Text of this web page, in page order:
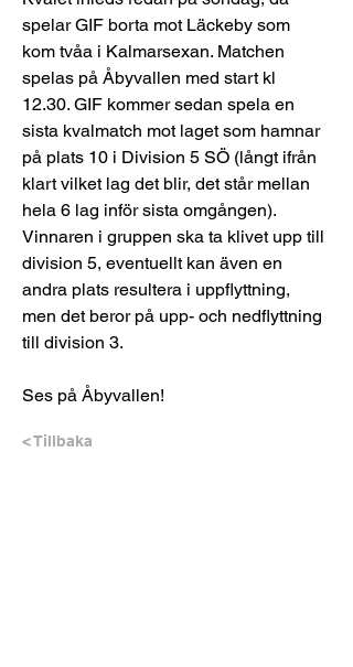
spelar GIF borta mot Läckeby som
kom tvåa i Kalmarsexan. Matchen
spelas på Åbyvallen med start kl
12.30. GIF kommer sedan spela en
sista kvalmatch mot laget som hamnar
på plats 10 i Division 5 SÖ (långt ifrån
klart vilket lag det blir, det står mellan
hela 6 lag inför sista omgången).
Vinnaren i gruppen ska ta klivet upp till
division 5, eventuellt kan även en
andra plats resultera i uppflyttning,
men det beror på upp- och nedflyttning
till division 3.
Ses på Åbyvallen!
< Tillbaka